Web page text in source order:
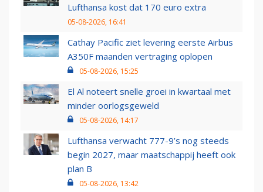
Lufthansa kost dat 170 euro extra
05-08-2026, 16:41
Cathay Pacific ziet levering eerste Airbus
A350F maanden vertraging oplopen
05-08-2026, 15:25
El Al noteert snelle groei in kwartaal met
minder oorlogsgeweld
05-08-2026, 14:17
Lufthansa verwacht 777-9’s nog steeds
begin 2027, maar maatschappij heeft ook
plan B
05-08-2026, 13:42